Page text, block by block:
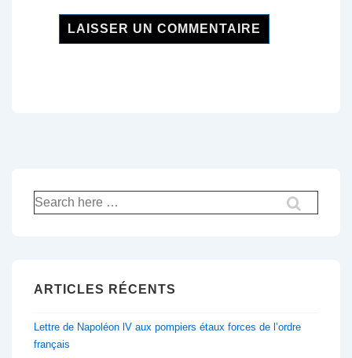
Recherche
pour:
ARTICLES RÉCENTS
Lettre de Napoléon lV aux pompiers étaux forces de l’ordre
français